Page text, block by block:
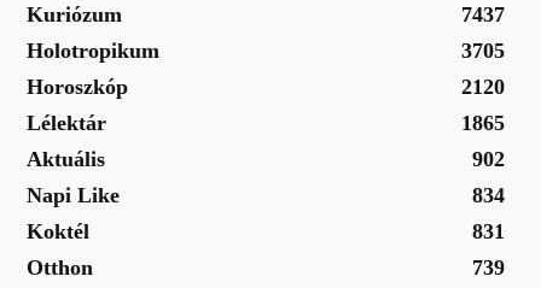
Kuriózum
7437
Holotropikum
3705
Horoszkóp
2120
Lélektár
1865
Aktuális
902
Napi Like
834
Koktél
831
Otthon
739